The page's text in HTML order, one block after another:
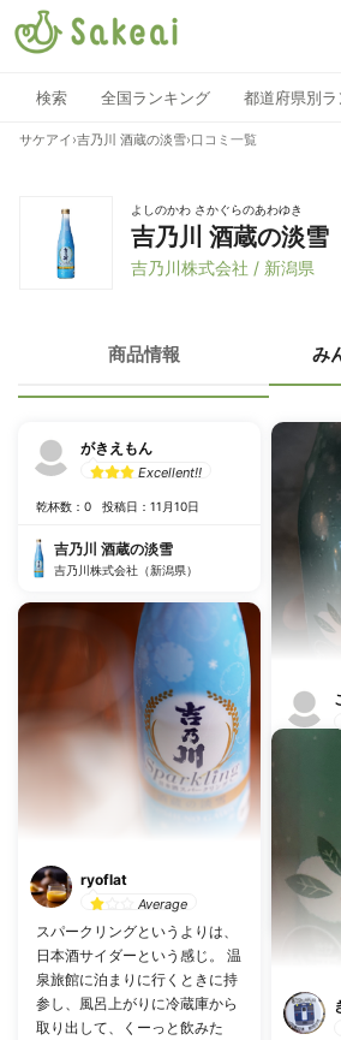
検索 全国ランキング 都道府県別
サケアイ ›吉乃川 酒蔵の淡雪›口コミ一覧
よしのかわ さかぐらのあわゆき
吉乃川 酒蔵の淡雪
吉乃川株式会社 / 新潟県
商品情報 み
がきえもん
Excellent!!
乾杯数：0 投稿日：11月10日
吉乃川 酒蔵の淡雪
吉乃川株式会社（新潟県）
スッ
すく
入っ
が私
乾杯数：5
吉乃
吉乃
ryoflat
Average
スパークリングというよりは、
日本酒サイダーという感じ。 温
泉旅館に泊まりに行くときに持
参し、風呂上がりに冷蔵庫から
取り出して、くーっと飲みた